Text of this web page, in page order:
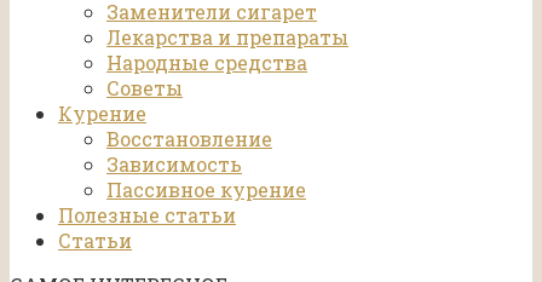
Заменители сигарет
Лекарства и препараты
Народные средства
Советы
Курение
Восстановление
Зависимость
Пассивное курение
Полезные статьи
Статьи